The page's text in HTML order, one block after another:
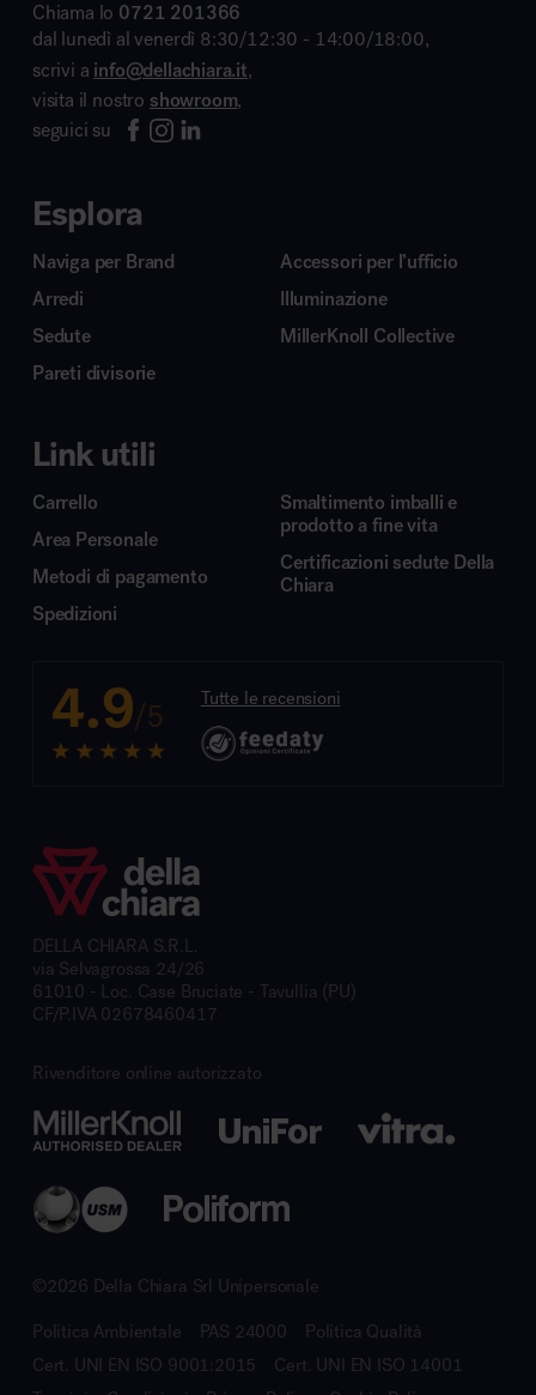
Chiama lo 0721 201366
dal lunedì al venerdì 8:30/12:30 - 14:00/18:00,
scrivi a info@dellachiara.it,
visita il nostro showroom,
seguici su
Esplora
Naviga per Brand
Arredi
Sedute
Pareti divisorie
Accessori per l’ufficio
Illuminazione
MillerKnoll Collective
Link utili
Carrello
Area Personale
Metodi di pagamento
Spedizioni
Smaltimento imballi e
prodotto a fine vita
Certificazioni sedute Della
Chiara
4.9/5 Tutte le recensioni
DELLA CHIARA S.R.L.
via Selvagrossa 24/26
61010 - Loc. Case Bruciate - Tavullia (PU)
CF/P.IVA 02678460417
Rivenditore online autorizzato
©2026 Della Chiara Srl Unipersonale
Politica Ambientale PAS 24000
Politica Qualità
Cert. UNI EN ISO 9001:2015
Cert. UNI EN ISO 14001